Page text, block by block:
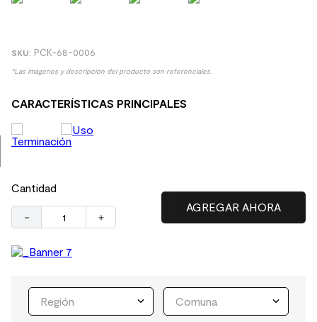
: PCK-68-0006
*Las imágenes y descripción del producto son referenciales.
CARACTERÍSTICAS PRINCIPALES
Cantidad
＋
－
Región Comuna